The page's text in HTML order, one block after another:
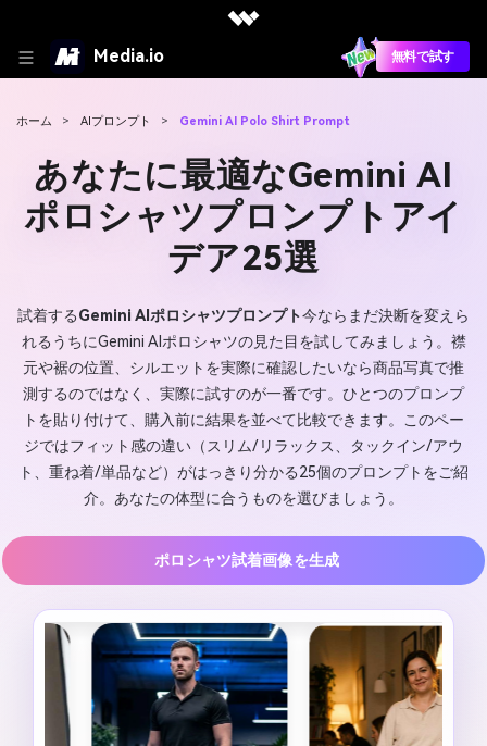
Media.io 無料で試す
ホーム > AIプロンプト > Gemini AI Polo Shirt Prompt
あなたに最適なGemini AI
ポロシャツプロンプトアイ
デア25選
試着するGemini AIポロシャツプロンプト今ならまだ決断を変えら
れるうちにGemini AIポロシャツの見た目を試してみましょう。襟
元や裾の位置、シルエットを実際に確認したいなら商品写真で推
測するのではなく、実際に試すのが一番です。ひとつのプロンプ
トを貼り付けて、購入前に結果を並べて比較できます。このペー
ジではフィット感の違い（スリム/リラックス、タックイン/アウ
ト、重ね着/単品など）がはっきり分かる25個のプロンプトをご紹
介。あなたの体型に合うものを選びましょう。
ポロシャツ試着画像を生成